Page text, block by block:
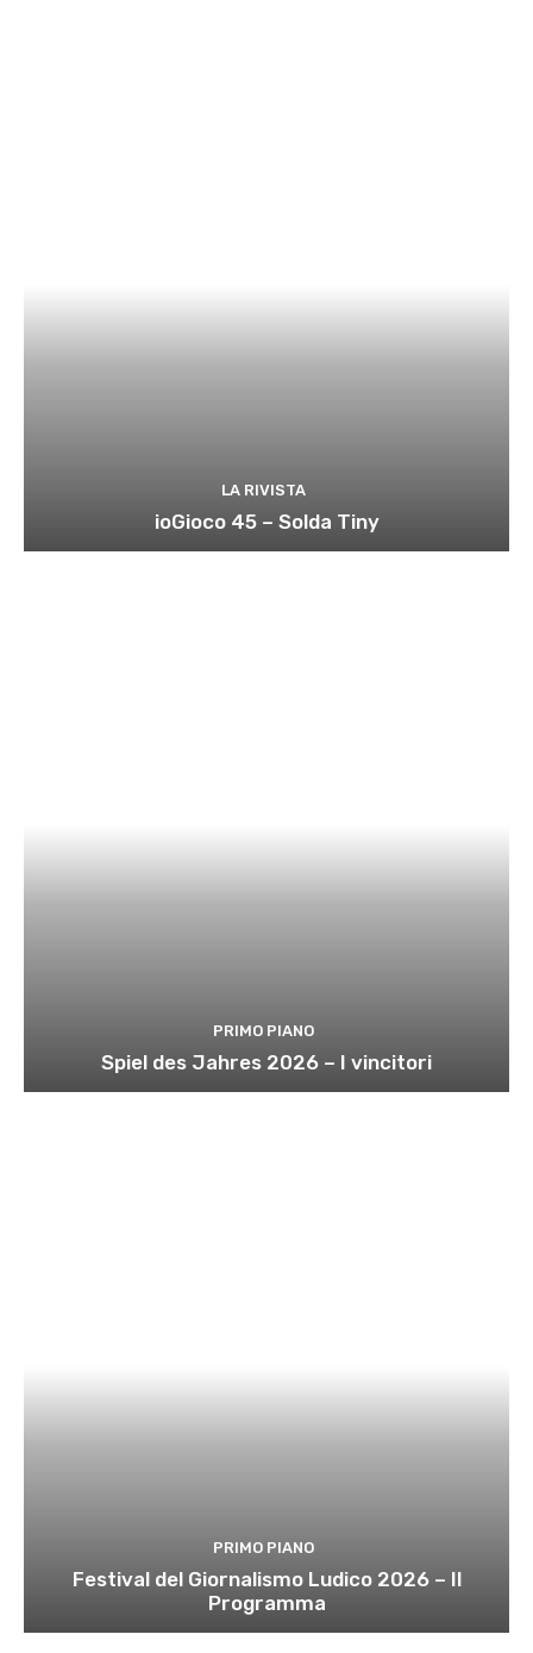
LA RIVISTA
ioGioco 45 – Solda Tiny
PRIMO PIANO
Spiel des Jahres 2026 – I vincitori
PRIMO PIANO
Festival del Giornalismo Ludico 2026 – Il
Programma